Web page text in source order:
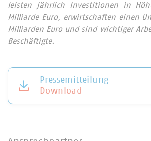
leisten jährlich Investitionen in
Milliarde Euro, erwirtschaften einen
Milliarden Euro und sind wichtiger
Beschäftigte.
Pressemitteilung
Download